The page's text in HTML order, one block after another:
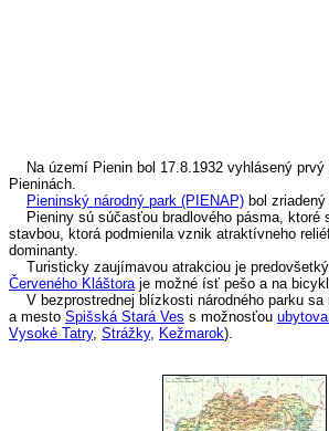
Na území Pienin bol 17.8.1932 vyhlásený prvý
Pieninách.
Pieninský národný park (PIENAP) bol
Pieniny sú súčasťou bradlového pásma, ktoré
stavbou, ktorá podmienila vznik atraktívneho
dominanty.
Turisticky zaujímavou atrakciou je
Červeného Kláštoraje možné ísť pešo a na
V bezprostrednej blízkosti národného parku sa
a mesto Spišská Stará Ves s možnosťou
Vysoké Tatry, Strážky, Kežmarok).